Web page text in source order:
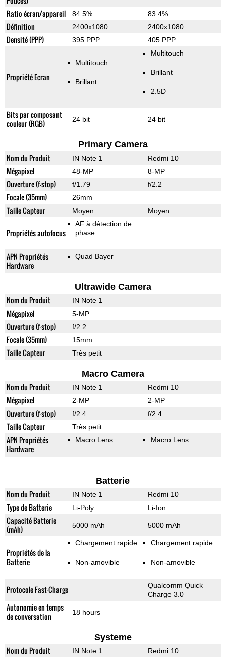
Ratio écran/appareil 84.5% 83.4%
Définition 2400x1080 2400x1080
Densité (PPP) 395 PPP 405 PPP
Propriété Ecran
Multitouch
Brillant
Multitouch
Brillant
2.5D
Bits par composant
couleur (RGB)
24 bit 24 bit
Primary Camera
Nom du Produit IN Note 1 Redmi 10
Mégapixel 48-MP 8-MP
Ouverture (f-stop) f/1.79 f/2.2
Focale (35mm) 26mm
Taille Capteur Moyen Moyen
Propriétés autofocus
AF à détection de
phase
APN Propriétés
Hardware
Quad Bayer
Ultrawide Camera
Nom du Produit IN Note 1
Mégapixel 5-MP
Ouverture (f-stop) f/2.2
Focale (35mm) 15mm
Taille Capteur Très petit
Macro Camera
Nom du Produit IN Note 1 Redmi 10
Mégapixel 2-MP 2-MP
Ouverture (f-stop) f/2.4 f/2.4
Taille Capteur Très petit
APN Propriétés
Hardware
Macro Lens Macro Lens
Batterie
Nom du Produit IN Note 1 Redmi 10
Type de Batterie Li-Poly Li-Ion
Capacité Batterie
(mAh)
5000 mAh 5000 mAh
Propriétés de la
Batterie
Chargement rapide
Non-amovible
Chargement rapide
Non-amovible
Protocole Fast-Charge
Qualcomm Quick
Charge 3.0
Autonomie en temps
de conversation
18 hours
Systeme
Nom du Produit IN Note 1 Redmi 10